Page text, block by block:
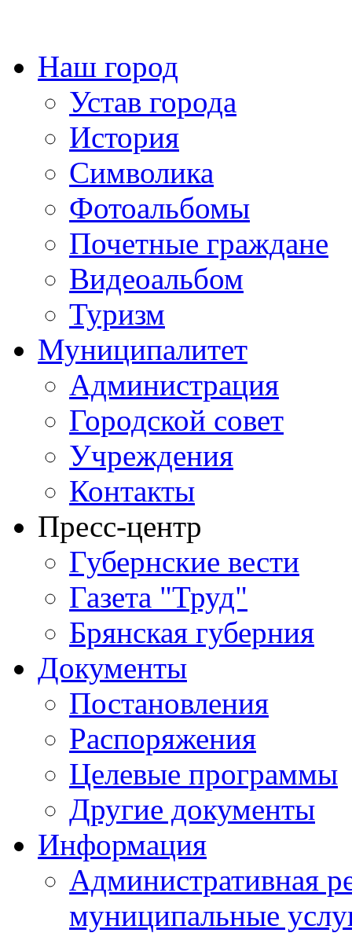
Наш город
Устав города
История
Символика
Фотоальбомы
Почетные граждане
Видеоальбом
Туризм
Муниципалитет
Администрация
Городской совет
Учреждения
Контакты
Пресс-центр
Губернские вести
Газета "Труд"
Брянская губерния
Документы
Постановления
Распоряжения
Целевые программы
Другие документы
Информация
Административная
муниципальные